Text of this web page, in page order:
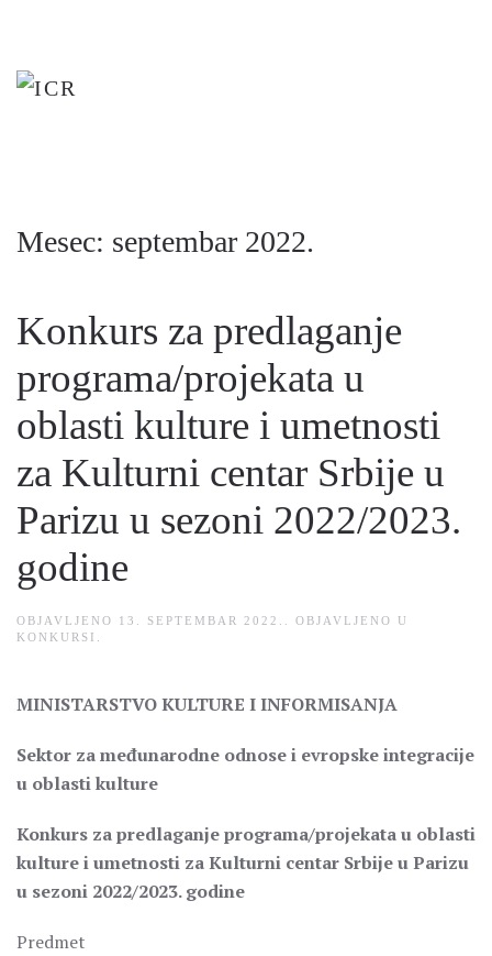
to
Mesec: septembar 2022.
Konkurs za predlaganje
programa/projekata u
oblasti kulture i umetnosti
za Kulturni centar Srbije u
Parizu u sezoni 2022/2023.
godine
OBJAVLJENO 13. SEPTEMBAR 2022.
. OBJAVLJENO U
KONKURSI
MINISTARSTVO KULTURE I INFORMISANJA
Sektor za međunarodne odnose i evropske integracije
u oblasti kulture
Konkurs za predlaganje programa/projekata u oblasti
kulture i umetnosti za Kulturni centar Srbije u Parizu
u sezoni 2022/2023. godine
Predmet